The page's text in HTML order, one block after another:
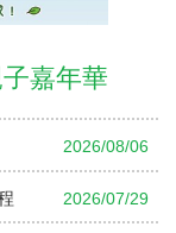
嘉年華
2026/08/06
2026/07/29